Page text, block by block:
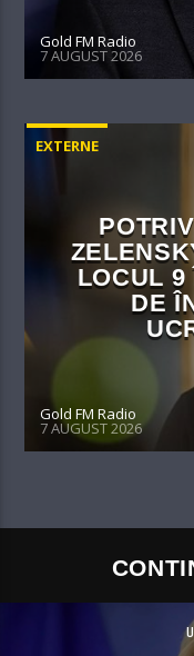
Gold FM Radio
7 AUGUST 2026
EXTERNE
LOCUL
DE
Gold FM Radio
7 AUGUST 2026